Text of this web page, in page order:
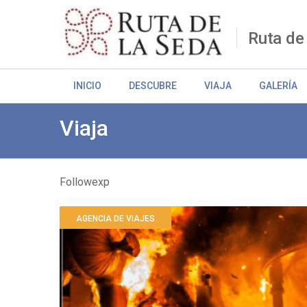
Ruta
INICIO DESCUBRE VIAJA GALERÍA
Viaja
Sobrescribir
enlaces
de
ayuda
Followexp
AGENCIA DE VIAJES